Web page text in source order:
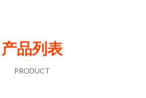
产品列表
PRODUCT